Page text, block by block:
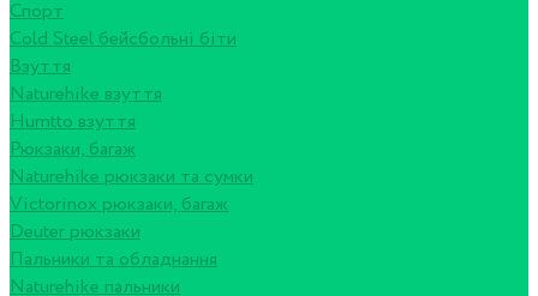
Спорт
Cold Steel бейсбольні біти
Взуття
Naturehike взуття
Humtto взуття
Рюкзаки, багаж
Naturehike рюкзаки та сумки
Victorinox рюкзаки, багаж
Deuter рюкзаки
Пальники та обладнання
Naturehike пальники